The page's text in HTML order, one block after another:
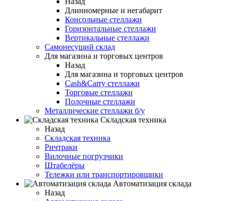
Длинномерные и негабарит
Консольные стеллажи
Горизонтальные стеллажи
Вертикальные стеллажи
Самонесущий склад
Для магазина и торговых центров
Назад
Для магазина и торговых центров
Cash&Carry стеллажи
Торговые стеллажи
Полочные стеллажи
Металлические стеллажи б/у
Складская техника
Назад
Складская техника
Ричтраки
Вилочные погрузчики
Штабелёры
Тележки или транспортировщики
Автоматизация склада
Назад